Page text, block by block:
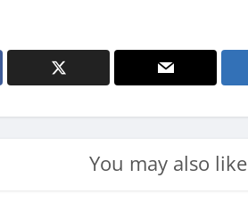
You may also like